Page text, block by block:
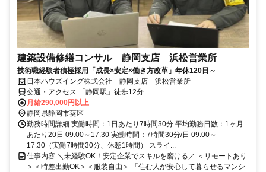
建築設備修繕コンサル 静岡支店 浜松営業所
技術職経験者積極採用「成長×安定×働き方改革」年休120日～
日本ハウズイング株式会社 静岡支店 浜松営業所
交通・アクセス 「静岡駅」徒歩12分
月給290,000円以上
静岡県静岡市葵区
勤務時間詳細 実働時間：1日あたり7時間30分 平均勤務日数：1ヶ月
あたり20日 09:00～17:30 実働時間：7時間30分/日 09:00～
17:30（実働7時間30分、休憩1時間） スライ...
仕事内容 ＼未経験OK！安定企業でスキルを磨ける／ ＜リモートあり
＞＜時差出勤OK＞＜服装自由＞ 「住む人が安心して暮らせるマンシ